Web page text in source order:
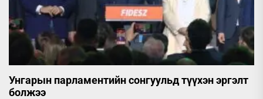
Унгарын парламентийн сонгуульд түүхэн эргэлт
болжээ